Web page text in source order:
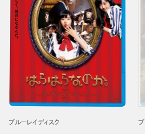
ブルーレイディスク ブ